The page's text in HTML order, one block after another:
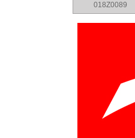
018Z0089